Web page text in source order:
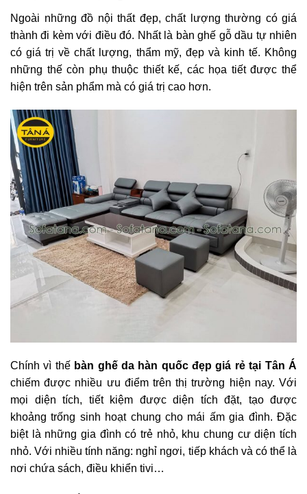
Ngoài những đồ nội thất đẹp, chất lượng thường có giá
thành đi kèm với điều đó. Nhất là bàn ghế gỗ dầu tự nhiên
có giá trị về chất lượng, thẩm mỹ, đẹp và kinh tế. Không
những thế còn phụ thuộc thiết kế, các họa tiết được thể
hiện trên sản phẩm mà có giá trị cao hơn.
Chính vì thế bàn ghế da hàn quốc đẹp giá rẻ tại Tân Á
chiếm được nhiều ưu điểm trên thị trường hiện nay. Với
mọi diện tích, tiết kiệm được diện tích đặt, tạo được
khoảng trống sinh hoạt chung cho mái ấm gia đình. Đặc
biệt là những gia đình có trẻ nhỏ, khu chung cư diện tích
nhỏ. Với nhiều tính năng: nghỉ ngơi, tiếp khách và có thể là
nơi chứa sách, điều khiển tivi…